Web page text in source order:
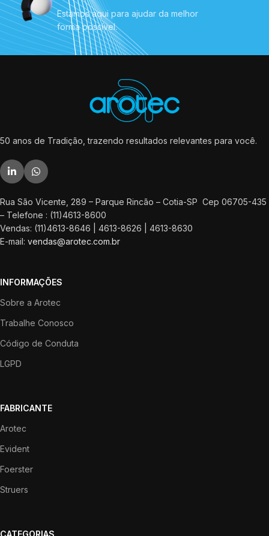
Estamos aqui para ajudar da melhor
forma possível.
50 anos de Tradição, trazendo resultados relevantes para você.
Rua São Vicente, 289 – Parque Rincão – Cotia-SP Cep 06705-435
– Telefone : (11)4613-8600
Vendas: (11)4613-8646 | 4613-8626 | 4613-8630
E-mail: vendas@arotec.com.br
INFORMAÇÕES
Sobre a Arotec
Trabalhe Conosco
Código de Conduta
LGPD
FABRICANTE
Arotec
Evident
Foerster
Struers